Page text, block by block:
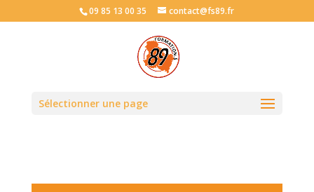
09 85 13 00 35 contact@fs89.fr
Sélectionner une page